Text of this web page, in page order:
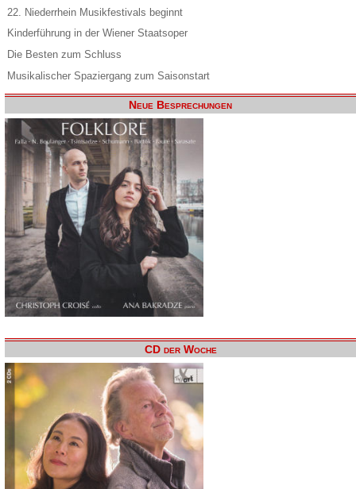
22. Niederrhein Musikfestivals beginnt
Kinderführung in der Wiener Staatsoper
Die Besten zum Schluss
Musikalischer Spaziergang zum Saisonstart
Neue Besprechungen
CD der Woche